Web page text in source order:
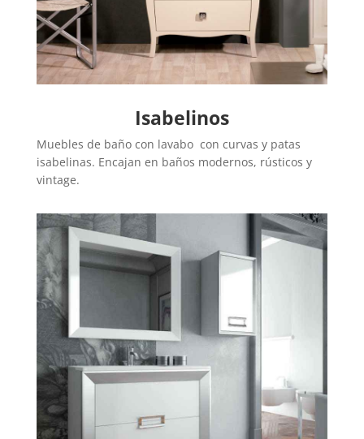
Isabelinos
Muebles de baño con lavabo con curvas y patas
isabelinas. Encajan en baños modernos, rústicos y
vintage.